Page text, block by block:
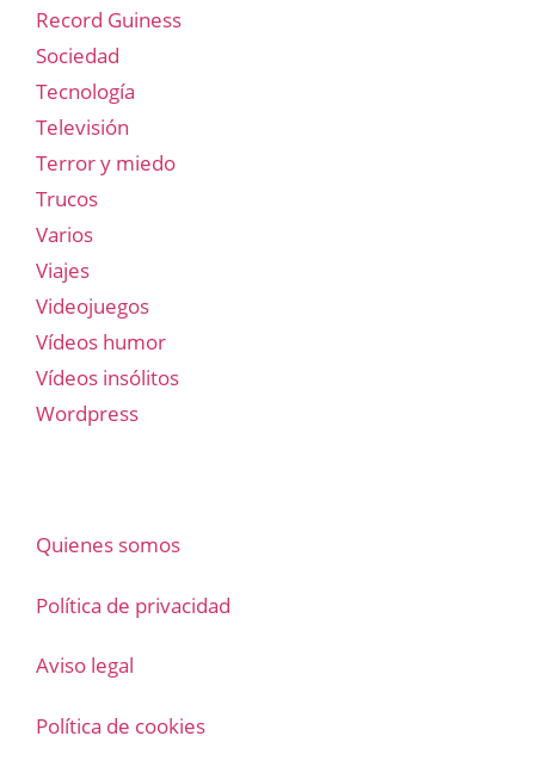
Record Guiness
Sociedad
Tecnología
Televisión
Terror y miedo
Trucos
Varios
Viajes
Videojuegos
Vídeos humor
Vídeos insólitos
Wordpress
Quienes somos
Política de privacidad
Aviso legal
Política de cookies